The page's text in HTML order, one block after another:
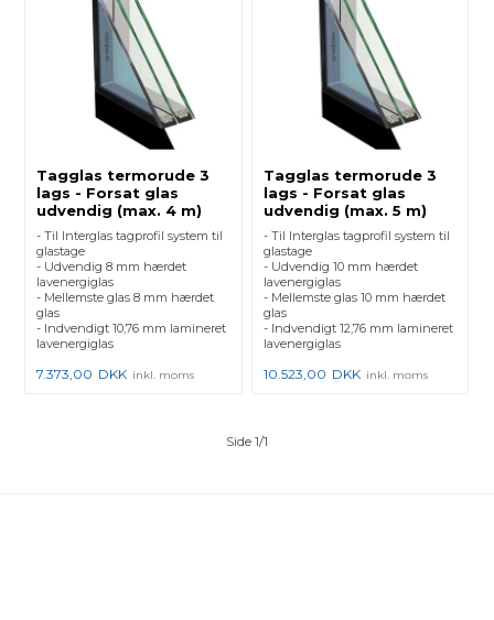
Tagglas termorude 3
lags - Forsat glas
udvendig (max. 4 m)
- Til Interglas tagprofil system til
glastage
- Udvendig 8 mm hærdet
lavenergiglas
- Mellemste glas 8 mm hærdet
glas
- Indvendigt 10,76 mm lamineret
lavenergiglas
7.373,00 DKK inkl. moms
Tagglas termorude 3
lags - Forsat glas
udvendig (max. 5 m)
- Til Interglas tagprofil system til
glastage
- Udvendig 10 mm hærdet
lavenergiglas
- Mellemste glas 10 mm hærdet
glas
- Indvendigt 12,76 mm lamineret
lavenergiglas
10.523,00 DKK inkl. moms
Side 1/1